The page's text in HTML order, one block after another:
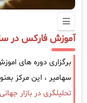
آموزش فارکس در
برگزاری دوره های
سهامیر ، این مرکز
تحلیلگری در بازار